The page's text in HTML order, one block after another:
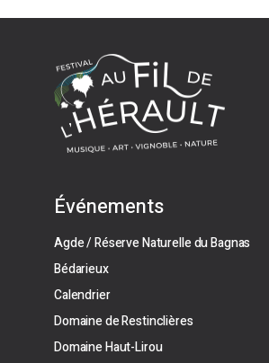
Événements
Agde / Réserve Naturelle du Bagnas
Bédarieux
Calendrier
Domaine de Restinclières
Domaine Haut-Lirou